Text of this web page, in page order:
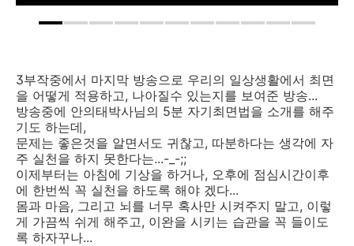
3부작중에서 마지막 방송으로 우리의 일상생활에서 최면
을 어떻게 적용하고, 나아질수 있는지를 보여준 방송...
방송중에 안의태박사님의 5분 자기최면법을 소개를 해주
기도 하는데,
문제는 좋은것을 알면서도 귀찮고, 따분하다는 생각에 자
주 실천을 하지 못한다는...-_-;;
이제부터는 아침에 기상을 하거나, 오후에 점심시간이후
에 한번씩 꼭 실천을 하도록 해야 겠다...
몸과 마음, 그리고 뇌를 너무 혹사만 시켜주지 말고, 이렇
게 가끔씩 쉬게 해주고, 이완을 시키는 습관을 꼭 들이도
록 하자꾸나...